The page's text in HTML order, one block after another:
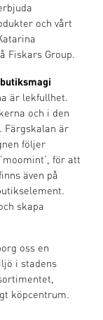
och vårt
Fiskars Group.
är lekfullhet.
och i den
Färgskalan är
följer
för att
även på
skapa
oss en
i stadens
köpcentrum.